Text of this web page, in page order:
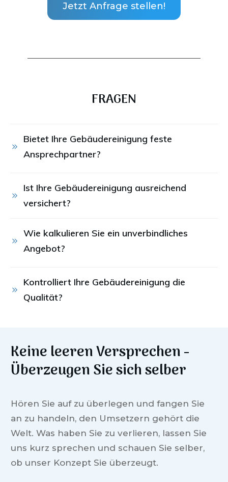
Jetzt Anfrage stellen!
FRAGEN
Bietet Ihre Gebäudereinigung feste
Ansprechpartner?
Ist Ihre Gebäudereinigung ausreichend
versichert?
Wie kalkulieren Sie ein unverbindliches
Angebot?
Kontrolliert Ihre Gebäudereinigung die
Qualität?
Keine leeren Versprechen -
Überzeugen Sie sich selber
Hören Sie auf zu überlegen und fangen Sie
an zu handeln, den Umsetzern gehört die
Welt. Was haben Sie zu verlieren, lassen Sie
uns kurz sprechen und schauen Sie selber,
ob unser Konzept Sie überzeugt.